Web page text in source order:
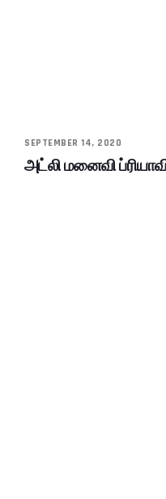
SEPTEMBER 14, 2020
அட்லி மனைவி